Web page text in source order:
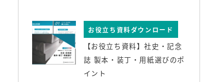
お役立ち資料ダウンロード
【お役立ち資料】社史・記念
誌 製本・装丁・用紙選びのポ
イント